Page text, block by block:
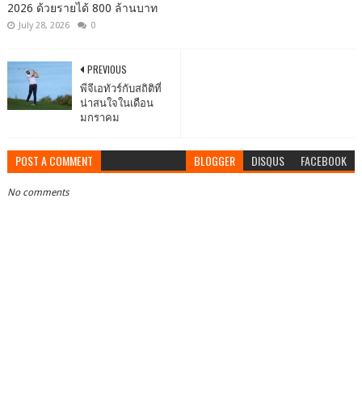
2026 ด้วยรายได้ 800 ล้านบาท
July 28, 2026 0
PREVIOUS
พีจีเอทัวร์กับสถิติที่
น่าสนใจในเดือน
มกราคม
POST A COMMENT BLOGGER DISQUS FACEBOOK
No comments